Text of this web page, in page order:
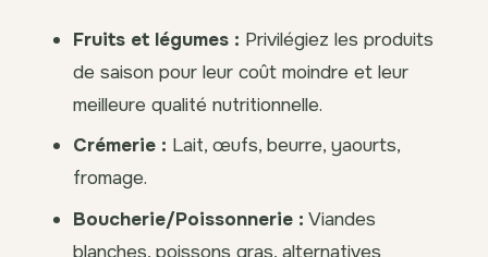
Fruits et légumes : Privilégiez les produits
de saison pour leur coût moindre et leur
meilleure qualité nutritionnelle.
Crémerie : Lait, œufs, beurre, yaourts,
fromage.
Boucherie/Poissonnerie : Viandes
blanches, poissons gras, alternatives